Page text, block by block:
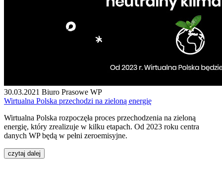
30.03.2021 Biuro Prasowe WP
Wirtualna Polska przechodzi na zieloną energię
Wirtualna Polska rozpoczęła proces przechodzenia na zieloną
energię, który zrealizuje w kilku etapach. Od 2023 roku centra
danych WP będą w pełni zeroemisyjne.
czytaj dalej